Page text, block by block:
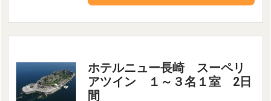
ホテルニュー長崎 スーペリ
アツイン １～３名１室 2日
間